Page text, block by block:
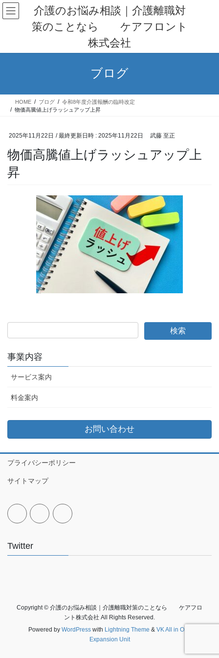
コ
ン
プ
ナ
ビ
動
介護のお悩み相談｜介護離職対
策のことなら ケアフロント
株式会社
ブログ
HOME ブログ
令和8年度介護報酬の臨時改定
物価高騰値上げラッシュアップ上昇
2025年11月22日 / 最終更新日時 : 2025年11月22日 武藤 至正
物価高騰値上げラッシュアップ上
昇
事業内容
サービス案内
料金案内
お問い合わせ
プライバシーポリシー
サイトマップ
Twitter
Copyright © 介護のお悩み相談｜介護離職対策のことなら ケアフロ
ント株式会社 All Rights Reserved.
Powered by WordPresswith Lightning Theme & VK All in One
Expansion Unit